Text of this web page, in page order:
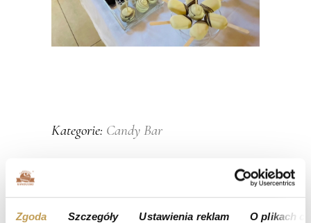
Zgoda Szczegóły Ustawienia reklam O plikach
Kategorie: Candy Bar